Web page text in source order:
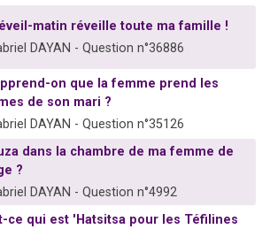
matin réveille toute ma famille !
DAYAN - Question n°36886
on que la femme prend les
de son mari ?
DAYAN - Question n°35126
dans la chambre de ma femme de
?
DAYAN - Question n°4992
ce qui est 'Hatsitsa pour les Téfilines